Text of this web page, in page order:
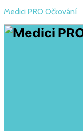
Medici PRO Očkování